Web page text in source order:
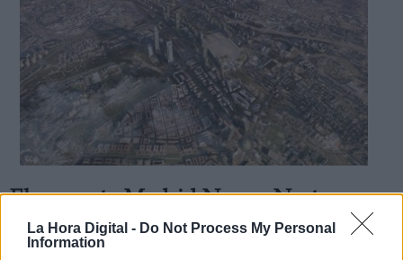
La Hora Digital - Do Not Process My Personal
Information
El proyecto Madrid Nuevo Norte se
debatirá en el próximo Pleno del